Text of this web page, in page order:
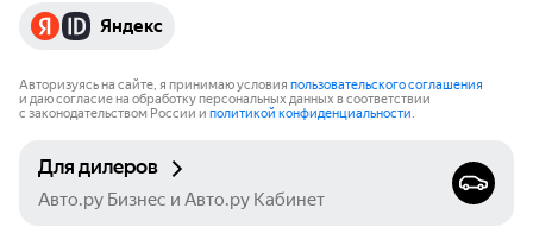
Яндекс
Авторизуясь на сайте, я принимаю условия пользовательского соглашения
и даю согласие на обработку персональных данных в соответствии
с законодательством России и политикой конфиденциальности.
Для дилеров
Авто.ру Бизнес и Авто.ру Кабинет